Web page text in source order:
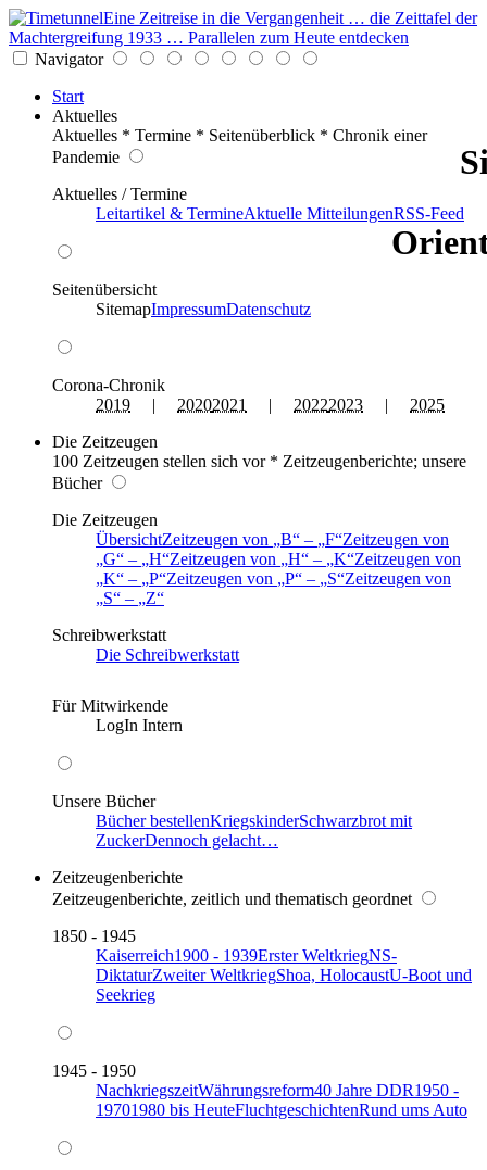
Eine Zeitreise in die Vergangenheit … die Zeittafel der
Machtergreifung 1933 … Parallelen zum Heute entdecken
Navigator
Start
Aktuelles
Aktuelles * Termine * Seitenüberblick * Chronik einer
Pandemie
Aktuelles / Termine
Leitartikel & TermineAktuelle MitteilungenRSS-Feed
Seitenübersicht
SitemapImpressumDatenschutz
Corona-Chronik
2019 | 20202021 | 20222023 | 2025
Die Zeitzeugen
100 Zeitzeugen stellen sich vor * Zeitzeugenberichte; unsere
Bücher
Die Zeitzeugen
ÜbersichtZeitzeugen von B – F Zeitzeugen von
G
– H Zeitzeugen von H – K Zeitzeugen von
K
– P Zeitzeugen von P – S Zeitzeugen von
S
–
Z
Schreibwerkstatt
Die Schreibwerkstatt
Für Mitwirkende
LogIn Intern
Unsere Bücher
Bücher bestellenKriegskinderSchwarzbrot mit
ZuckerDennoch gelacht…
Zeitzeugenberichte
Zeitzeugenberichte, zeitlich und thematisch geordnet
1850 - 1945
Kaiserreich1900 - 1939Erster WeltkriegNS-
DiktaturZweiter WeltkriegShoa, HolocaustU-Boot und
Seekrieg
1945 - 1950
NachkriegszeitWährungsreform40 Jahre DDR1950 -
19701980 bis HeuteFluchtgeschichtenRund ums Auto